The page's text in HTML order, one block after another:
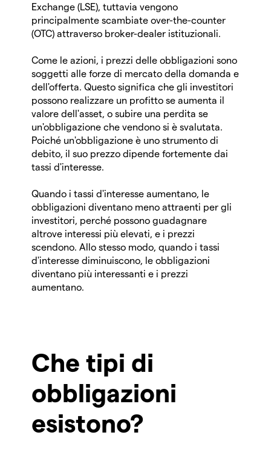
Exchange (LSE), tuttavia vengono
principalmente scambiate over-the-counter
(OTC) attraverso broker-dealer istituzionali.
Come le azioni, i prezzi delle obbligazioni sono
soggetti alle forze di mercato della domanda e
dell'offerta. Questo significa che gli investitori
possono realizzare un profitto se aumenta il
valore dell'asset, o subire una perdita se
un'obbligazione che vendono si è svalutata.
Poiché un'obbligazione è uno strumento di
debito, il suo prezzo dipende fortemente dai
tassi d'interesse.
Quando i tassi d'interesse aumentano, le
obbligazioni diventano meno attraenti per gli
investitori, perché possono guadagnare
altrove interessi più elevati, e i prezzi
scendono. Allo stesso modo, quando i tassi
d'interesse diminuiscono, le obbligazioni
diventano più interessanti e i prezzi
aumentano.
Che tipi di
obbligazioni
esistono?